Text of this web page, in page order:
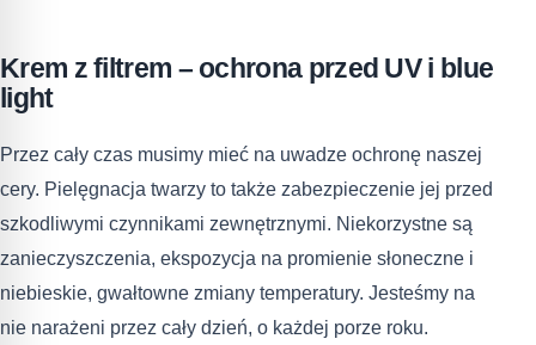
Krem z filtrem – ochrona przed UV i blue
light
Przez cały czas musimy mieć na uwadze ochronę naszej
cery. Pielęgnacja twarzy to także zabezpieczenie jej przed
szkodliwymi czynnikami zewnętrznymi. Niekorzystne są
zanieczyszczenia, ekspozycja na promienie słoneczne i
niebieskie, gwałtowne zmiany temperatury. Jesteśmy na
nie narażeni przez cały dzień, o każdej porze roku.